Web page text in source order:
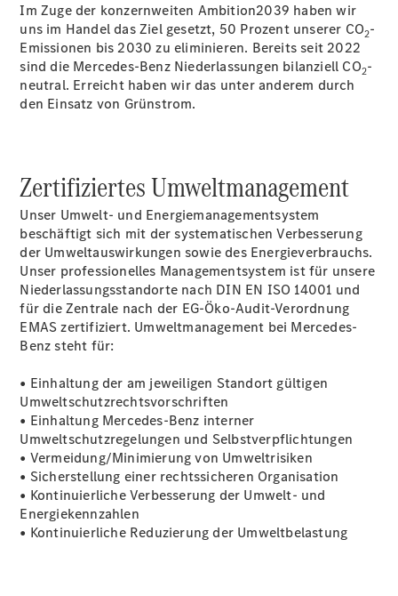
Über uns
Übersicht
Kontakt
Ansprechpartner
Probefahrt
Kontaktformular
Unternehmens
News
Events
Elektromobilität
Im Zuge der konzernweiten Ambition2039 haben wir
uns im Handel das Ziel gesetzt, 50 Prozent unserer CO2-
Emissionen bis 2030 zu eliminieren. Bereits seit 2022
sind die Mercedes-Benz Niederlassungen bilanziell CO2-
neutral. Erreicht haben wir das unter anderem durch
den Einsatz von Grünstrom.
Zertifiziertes Umweltmanagement
Unser Umwelt- und Energiemanagementsystem
beschäftigt sich mit der systematischen Verbesserung
der Umweltauswirkungen sowie des Energieverbrauchs.
Unser professionelles Managementsystem ist für unsere
Niederlassungsstandorte nach DIN EN ISO 14001 und
für die Zentrale nach der EG-Öko-Audit-Verordnung
EMAS zertifiziert. Umweltmanagement bei Mercedes-
Benz steht für:
• Einhaltung der am jeweiligen Standort gültigen
Umweltschutzrechtsvorschriften
• Einhaltung Mercedes-Benz interner
Umweltschutzregelungen und Selbstverpflichtungen
• Vermeidung/Minimierung von Umweltrisiken
• Sicherstellung einer rechtssicheren Organisation
• Kontinuierliche Verbesserung der Umwelt- und
Energiekennzahlen
• Kontinuierliche Reduzierung der Umweltbelastung